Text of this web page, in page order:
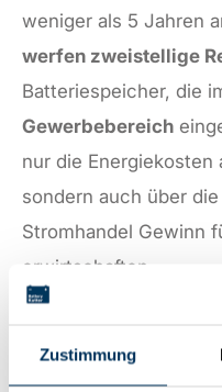
Zustimmung
weniger als 5 Jahren
werfen zweistellige
Batteriespeicher, die
Gewerbebereich
nur die Energiekosten
sondern auch über
Stromhandel Gewinn
erwirtschaften.